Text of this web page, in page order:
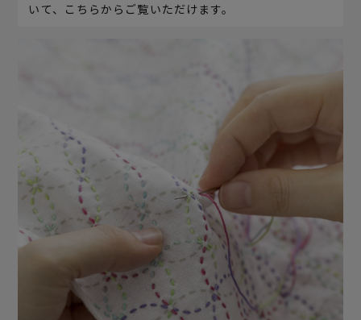
いて、こちらからご覧いただけます。